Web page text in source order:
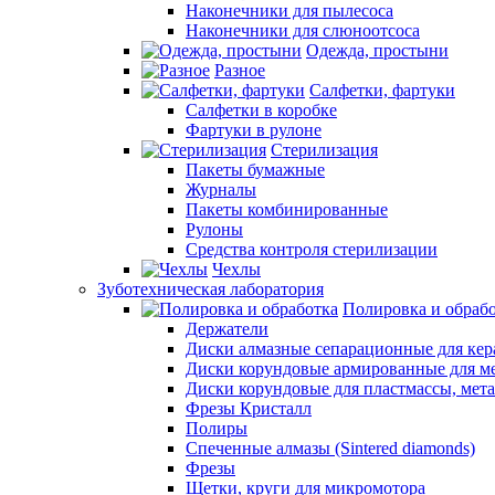
Наконечники для пылесоса
Наконечники для слюноотсоса
Одежда, простыни
Разное
Салфетки, фартуки
Салфетки в коробке
Фартуки в рулоне
Стерилизация
Пакеты бумажные
Журналы
Пакеты комбинированные
Рулоны
Средства контроля стерилизации
Чехлы
Зуботехническая лаборатория
Полировка и
Держатели
Диски алмазные сепарационные для
Диски корундовые армированные для
Диски корундовые для пластмассы,
Фрезы Кристалл
Полиры
Спеченные алмазы (Sintered diamonds)
Фрезы
Щетки, круги для микромотора